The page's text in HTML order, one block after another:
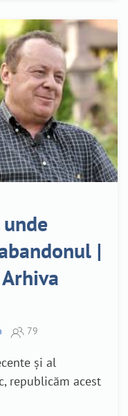
|
79
și al
republicăm acest